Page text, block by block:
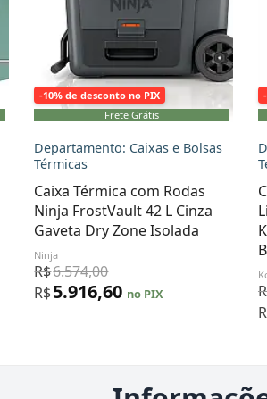
-10% de desconto no PIX
Frete Grátis
Departamento: Caixas e Bolsas
Térmicas
Caixa Térmica com Rodas
Ninja FrostVault 42 L Cinza
Gaveta Dry Zone Isolada
Ninja
R$6.574,00
R$5.916,60 no PIX